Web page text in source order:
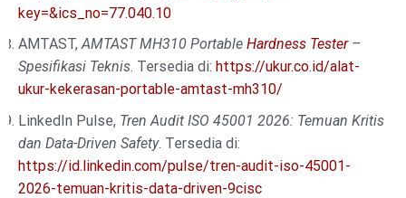
key=&ics_no=77.040.10
AMTAST,AMTAST MH310 Portable Hardness Tester–
Spesifikasi Teknis. Tersedia di: https://ukur.co.id/alat-
ukur-kekerasan-portable-amtast-mh310/
LinkedIn Pulse, Tren Audit ISO 45001 2026: Temuan Kritis
dan Data-Driven Safety. Tersedia di:
https://id.linkedin.com/pulse/tren-audit-iso-45001-
2026-temuan-kritis-data-driven-9cisc